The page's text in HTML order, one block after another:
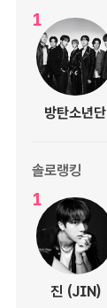
1
방탄소년단
솔로랭킹
1
진 (JIN)